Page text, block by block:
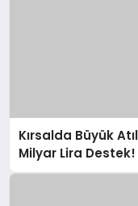
Kırsalda Büyük
Milyar Lira Destek!